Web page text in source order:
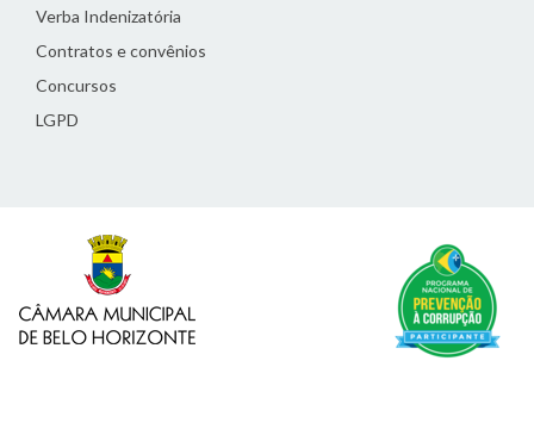
Verba Indenizatória
Contratos e convênios
Concursos
LGPD